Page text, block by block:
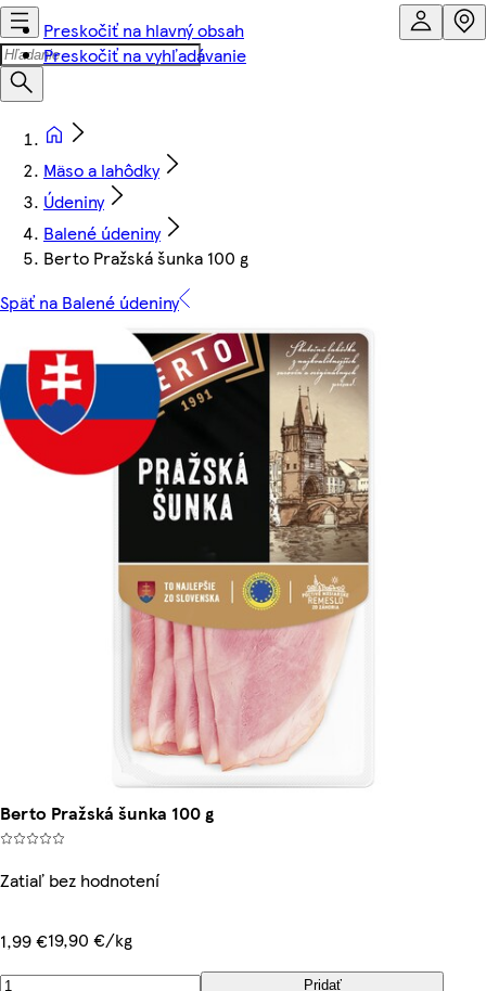
Preskočiť na hlavný obsah
Preskočiť na vyhľadávanie
Mäso a lahôdky
Údeniny
Balené údeniny
Berto Pražská šunka 100 g
Späť na Balené údeniny
Berto Pražská šunka 100 g
Zatiaľ bez hodnotení
1,99 €19,90 €/kg
Pridať